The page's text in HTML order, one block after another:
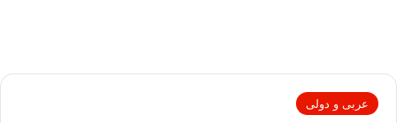
عربى و دولى